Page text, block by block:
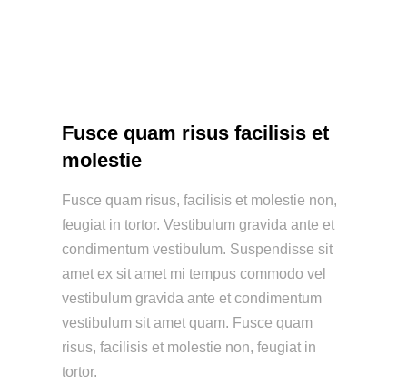
Fusce quam risus facilisis et
molestie
Fusce quam risus, facilisis et molestie non,
feugiat in tortor. Vestibulum gravida ante et
condimentum vestibulum. Suspendisse sit
amet ex sit amet mi tempus commodo vel
vestibulum gravida ante et condimentum
vestibulum sit amet quam. Fusce quam
risus, facilisis et molestie non, feugiat in
tortor.